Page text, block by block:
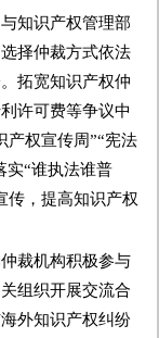
知识产权管理部
择仲裁方式依法
拓宽知识产权仲
许可费等争议中
产权宣传周”“宪法
实“谁执法谁普
传，提高知识产权
裁机构积极参与
组织开展交流合
外知识产权纠纷